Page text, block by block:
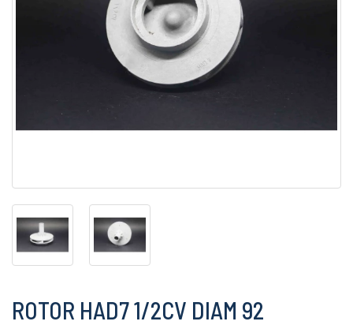
ROTOR HAD7 1/2CV DIAM 92